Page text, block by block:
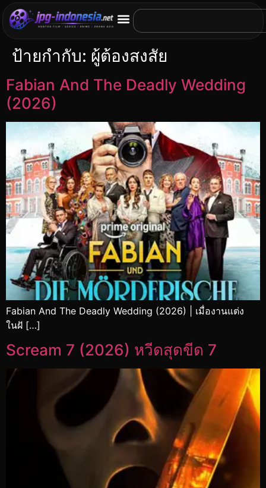
ป้ายกำกับ: ผู้ต้องสงสัย
Fabian And The Deadly Wedding
(2026)
Fabian And The Deadly Wedding (2026) | เมื่องานแต่ง
ในฝั […]
Scream 7 (2026) หวีดสุดขีด 7